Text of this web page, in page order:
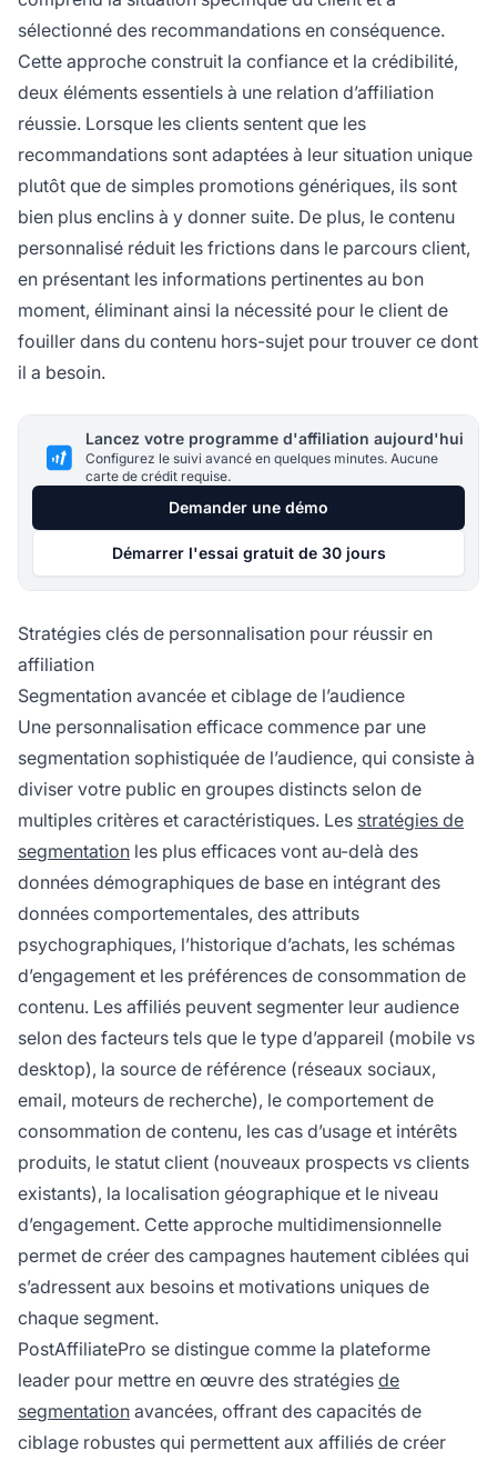
sélectionné des recommandations en conséquence.
Cette approche construit la confiance et la crédibilité,
deux éléments essentiels à une relation d’affiliation
réussie. Lorsque les clients sentent que les
recommandations sont adaptées à leur situation unique
plutôt que de simples promotions génériques, ils sont
bien plus enclins à y donner suite. De plus, le contenu
personnalisé réduit les frictions dans le parcours client,
en présentant les informations pertinentes au bon
moment, éliminant ainsi la nécessité pour le client de
fouiller dans du contenu hors-sujet pour trouver ce dont
il a besoin.
Lancez votre programme d'affiliation aujourd'hui
Configurez le suivi avancé en quelques minutes. Aucune
carte de crédit requise.
Demander une démo
Démarrer l'essai gratuit de 30 jours
Stratégies clés de personnalisation pour réussir en
affiliation
Segmentation avancée et ciblage de l’audience
Une personnalisation efficace commence par une
segmentation sophistiquée de l’audience, qui consiste à
diviser votre public en groupes distincts selon de
multiples critères et caractéristiques. Les stratégies de
segmentation les plus efficaces vont au-delà des
données démographiques de base en intégrant des
données comportementales, des attributs
psychographiques, l’historique d’achats, les schémas
d’engagement et les préférences de consommation de
contenu. Les affiliés peuvent segmenter leur audience
selon des facteurs tels que le type d’appareil (mobile vs
desktop), la source de référence (réseaux sociaux,
email, moteurs de recherche), le comportement de
consommation de contenu, les cas d’usage et intérêts
produits, le statut client (nouveaux prospects vs clients
existants), la localisation géographique et le niveau
d’engagement. Cette approche multidimensionnelle
permet de créer des campagnes hautement ciblées qui
s’adressent aux besoins et motivations uniques de
chaque segment.
PostAffiliatePro se distingue comme la plateforme
leader pour mettre en œuvre des stratégies de
segmentation avancées, offrant des capacités de
ciblage robustes qui permettent aux affiliés de créer